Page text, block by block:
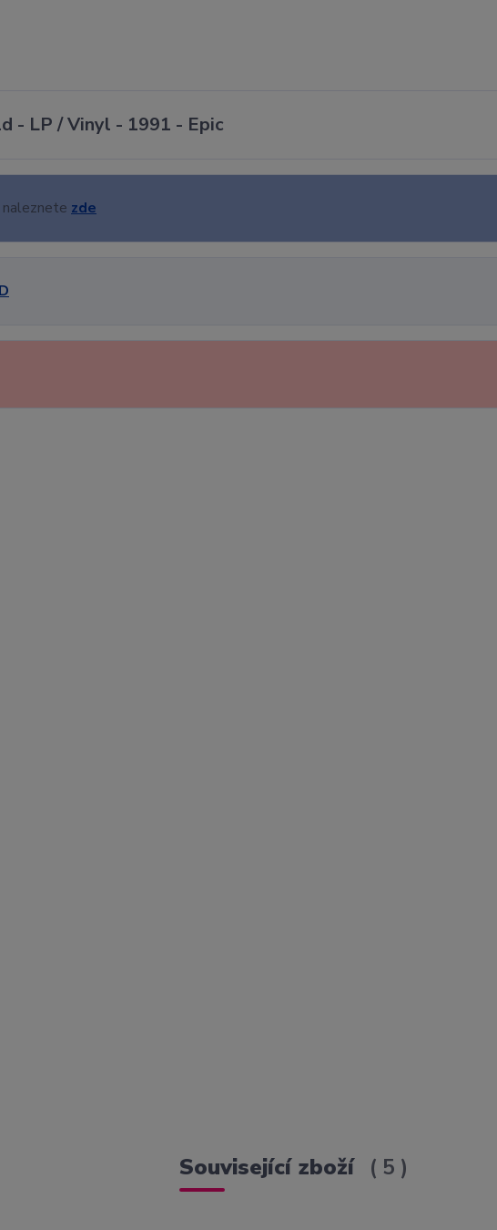
- LP / Vinyl - 1991 - Epic
naleznete zde
Související zboží 5